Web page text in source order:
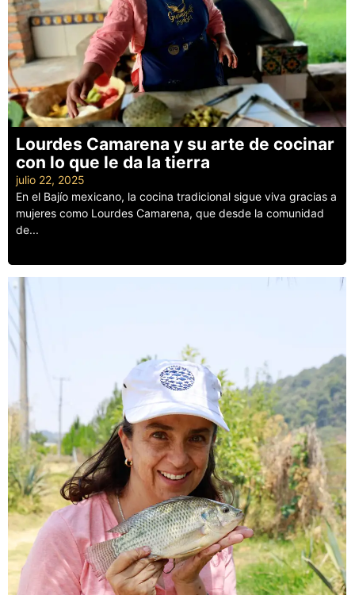
Lourdes Camarena y su arte de cocinar
con lo que le da la tierra
julio 22, 2025
En el Bajío mexicano, la cocina tradicional sigue viva gracias a
mujeres como Lourdes Camarena, que desde la comunidad
de...